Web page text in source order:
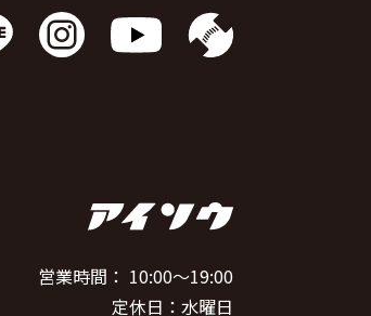
営業時間： 10:00～19:00
定休日：水曜日